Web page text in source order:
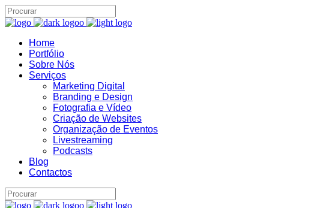
Home
Portfólio
Sobre Nós
Serviços
Marketing Digital
Branding e Design
Fotografia e Vídeo
Criação de Websites
Organização de Eventos
Livestreaming
Podcasts
Blog
Contactos